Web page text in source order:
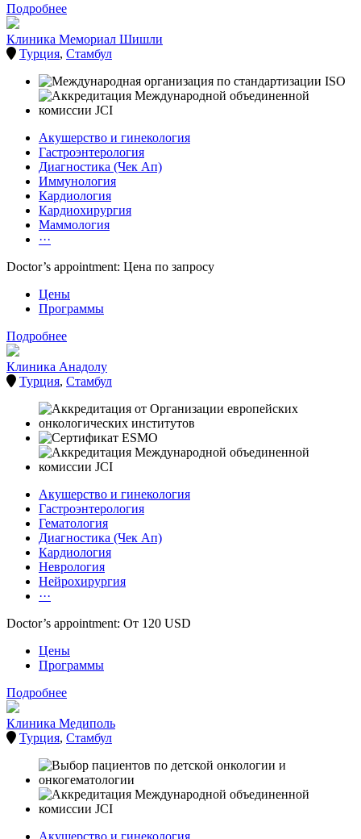
Подробнее
Клиника Мемориал Шишли
Турция, Стамбул
Акушерство и гинекология
Гастроэнтерология
Диагностика (Чек Ап)
Иммунология
Кардиология
Кардиохирургия
Маммология
···
Doctor’s appointment: Цена по запросу
Цены
Программы
Подробнее
Клиника Анадолу
Турция, Стамбул
Акушерство и гинекология
Гастроэнтерология
Гематология
Диагностика (Чек Ап)
Кардиология
Неврология
Нейрохирургия
···
Doctor’s appointment: От 120 USD
Цены
Программы
Подробнее
Клиника Медиполь
Турция, Стамбул